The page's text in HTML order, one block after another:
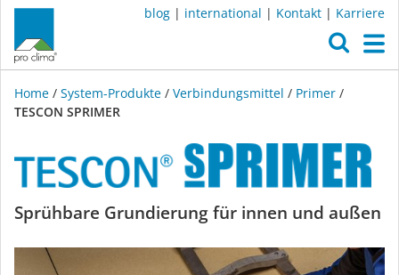
blog | international | Kontakt | Karriere
Home / System-Produkte / Verbindungsmittel / Primer /
TESCON SPRIMER
TESCON
SPRIMER
Sprühbare Grundierung für innen und außen